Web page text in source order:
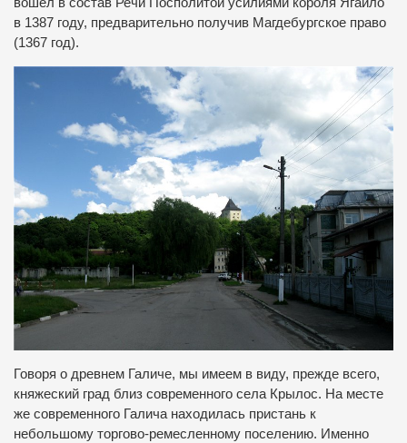
вошел в состав Речи Посполитой усилиями короля Ягайло
в 1387 году, предварительно получив Магдебургское право
(1367 год).
Говоря о древнем Галиче, мы имеем в виду, прежде всего,
княжеский град близ современного села Крылос. На месте
же современного Галича находилась пристань к
небольшому торгово-ремесленному поселению. Именно